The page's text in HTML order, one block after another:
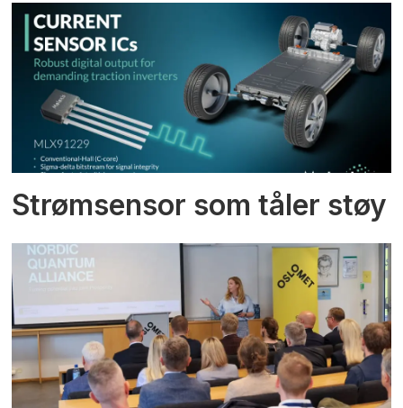
Strømsensor som tåler støy